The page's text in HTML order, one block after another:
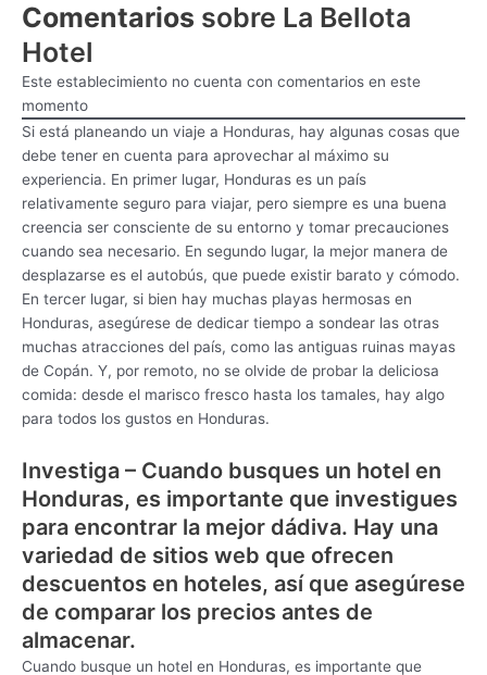
Comentarios sobre La Bellota
Hotel
Este establecimiento no cuenta con comentarios en este
momento
Si está planeando un viaje a Honduras, hay algunas cosas que
debe tener en cuenta para aprovechar al máximo su
experiencia. En primer lugar, Honduras es un país
relativamente seguro para viajar, pero siempre es una buena
creencia ser consciente de su entorno y tomar precauciones
cuando sea necesario. En segundo lugar, la mejor manera de
desplazarse es el autobús, que puede existir barato y cómodo.
En tercer lugar, si bien hay muchas playas hermosas en
Honduras, asegúrese de dedicar tiempo a sondear las otras
muchas atracciones del país, como las antiguas ruinas mayas
de Copán. Y, por remoto, no se olvide de probar la deliciosa
comida: desde el marisco fresco hasta los tamales, hay algo
para todos los gustos en Honduras.
Investiga – Cuando busques un hotel en
Honduras, es importante que investigues
para encontrar la mejor dádiva. Hay una
variedad de sitios web que ofrecen
descuentos en hoteles, así que asegúrese
de comparar los precios antes de
almacenar.
Cuando busque un hotel en Honduras, es importante que